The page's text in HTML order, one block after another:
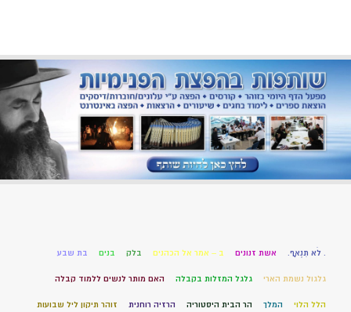
. לֹא תִנְאָף. אשת זנונים ב – אמר אל הכהנים בלק בנים בת שבע
גלגול נשמת הארי גלגל המזלות בקבלה האם מותר לנשים ללמוד קבלה
הלל הלוי המלך הר הבית היסטוריה הרזיה רוחנית זוהר תיקון ליל שבועות